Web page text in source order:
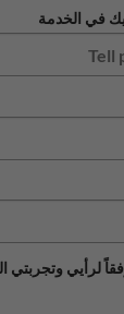
في الخدمة
لرأيي